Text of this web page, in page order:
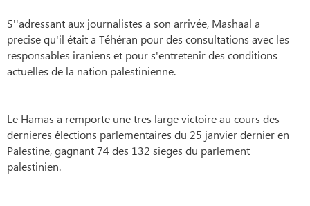
S''adressant aux journalistes a son arrivée, Mashaal a
precise qu'il était a Téhéran pour des consultations avec les
responsables iraniens et pour s'entretenir des conditions
actuelles de la nation palestinienne.
Le Hamas a remporte une tres large victoire au cours des
dernieres élections parlementaires du 25 janvier dernier en
Palestine, gagnant 74 des 132 sieges du parlement
palestinien.